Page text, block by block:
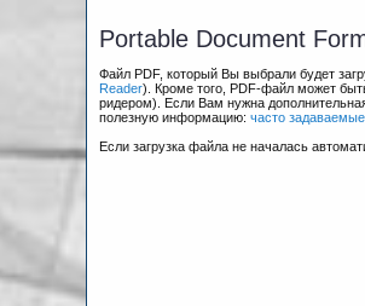
Portable Document
Файл PDF, который Вы выбрали будет
Reader). Кроме того, PDF-файл может
ридером). Если Вам нужна
полезную информацию:часто
Если загрузка файла не началась